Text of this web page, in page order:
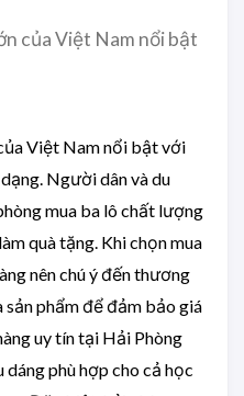
của Việt Nam nổi bật
Việt Nam nổi bật với
Người dân và du
mua ba lô chất lượng
quà tặng. Khi chọn mua
nên chú ý đến thương
sản phẩm để đảm bảo giá
uy tín tại Hải Phòng
dáng phù hợp cho cả học